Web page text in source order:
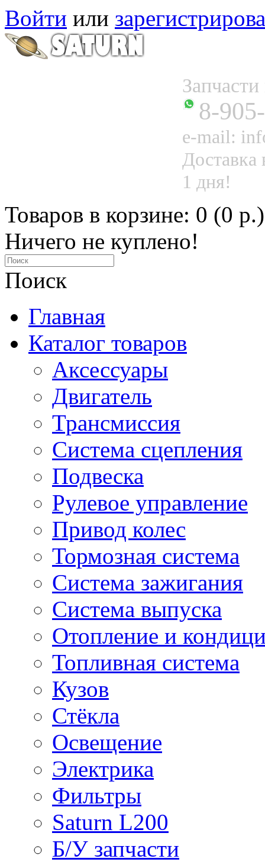
Войти или
8-
e-mail:
Доставка
1 дня!
Товаров в корзине: 0 (0 р.)
Ничего не куплено!
Поиск
Главная
Каталог товаров
Аксессуары
Двигатель
Трансмиссия
Система сцепления
Подвеска
Рулевое управление
Привод колес
Тормозная система
Система зажигания
Система выпуска
Отопление и
Топливная система
Кузов
Стёкла
Освещение
Электрика
Фильтры
Saturn L200
Б/У запчасти